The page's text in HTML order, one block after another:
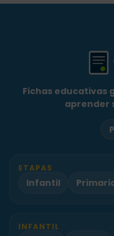
Fichas educativas
aprender
ETAPAS
Infantil
INFANTIL